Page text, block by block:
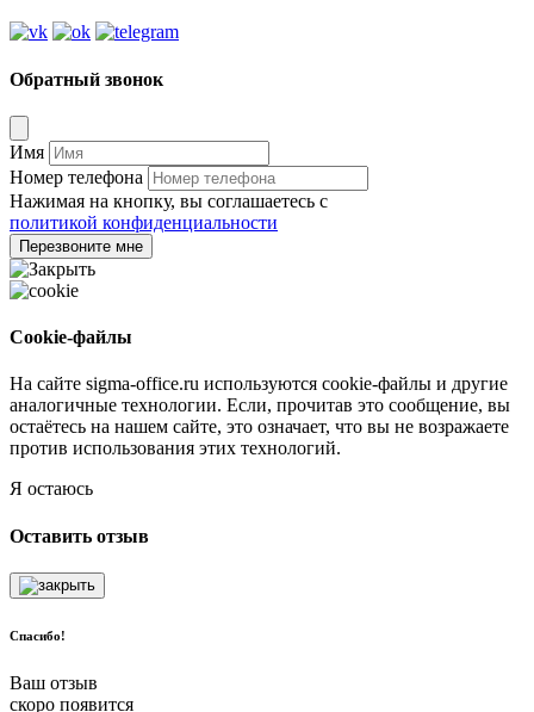
Обратный звонок
Имя
Номер телефона
Нажимая на кнопку, вы соглашаетесь с
политикой конфиденциальности
Перезвоните мне
Cookie-файлы
На сайте sigma-office.ru используются cookie-файлы и другие
аналогичные технологии. Если, прочитав это сообщение, вы
остаётесь на нашем сайте, это означает, что вы не возражаете
против использования этих технологий.
Я остаюсь
Оставить отзыв
Спасибо!
Ваш отзыв
скоро появится